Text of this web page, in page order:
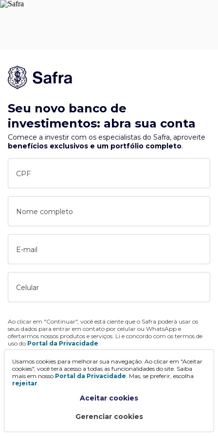
Seu novo banco de
investimentos: abra sua conta
Comece a investir com os especialistas do Safra, aproveite
benefícios exclusivos e um portfólio completo.
CPF
Nome completo
E-mail
Celular
Ao clicar em "Continuar", você está ciente que o Safra poderá usar os
seus dados para entrar em contato por celular ou WhatsApp e
ofertarmos nossos produtos e serviços. Li e concordo com os termos de
uso do Portal da Privacidade.
Continuar
Usamos cookies para melhorar sua navegação. Ao clicar em "Aceitar
cookies", você terá acesso a todas as funcionalidades do site. Saiba
mais em nosso Portal da Privacidade. Mas, se preferir, escolha
rejeitar.
Aceitar cookies
Gerenciar cookies